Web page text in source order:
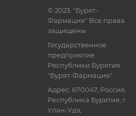
© 2023. "Бурят-
Фармация" Все права
защищены
Государственное
предприятие
Республики Бурятия
"Бурят-Фармация"
Адрес: 670047, Россия,
Республика Бурятия, г.
Улан-Удэ,